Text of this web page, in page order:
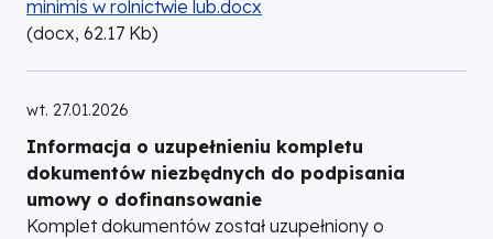
minimis w rolnictwie lub.docx
(docx, 62.17 Kb)
Informacja o uzupełnieniu kompletu
dokumentów niezbędnych do podpisania
umowy o dofinansowanie
Komplet dokumentów został uzupełniony o
wt. 27.01.2026